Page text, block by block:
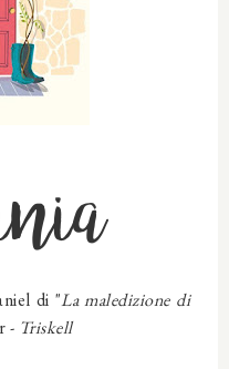
di "La maledizione di
- Triskell